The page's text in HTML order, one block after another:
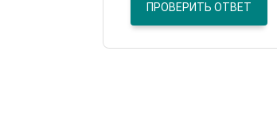
ПРОВЕРИТЬ ОТВЕТ